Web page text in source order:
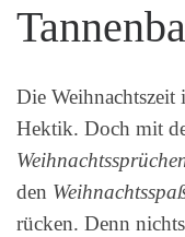
Die Weihnachtszeit
Hektik. Doch mit
den
rücken. Denn